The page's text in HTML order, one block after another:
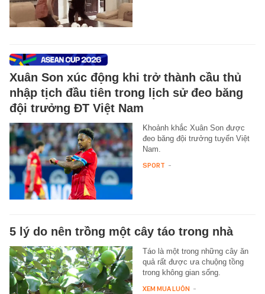
Xuân Son xúc động khi trở thành cầu thủ
nhập tịch đầu tiên trong lịch sử đeo băng
đội trưởng ĐT Việt Nam
Khoảnh khắc Xuân Son được
đeo băng đội trưởng tuyển Việt
Nam.
SPORT -
5 lý do nên trồng một cây táo trong nhà
Táo là một trong những cây ăn
quả rất được ưa chuộng tồng
trong không gian sống.
XEM MUA LUÔN -